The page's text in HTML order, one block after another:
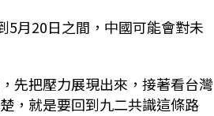
5月20日之間，中國可能會對未
先把壓力展現出來，接著看台灣
，就是要回到九二共識這條路